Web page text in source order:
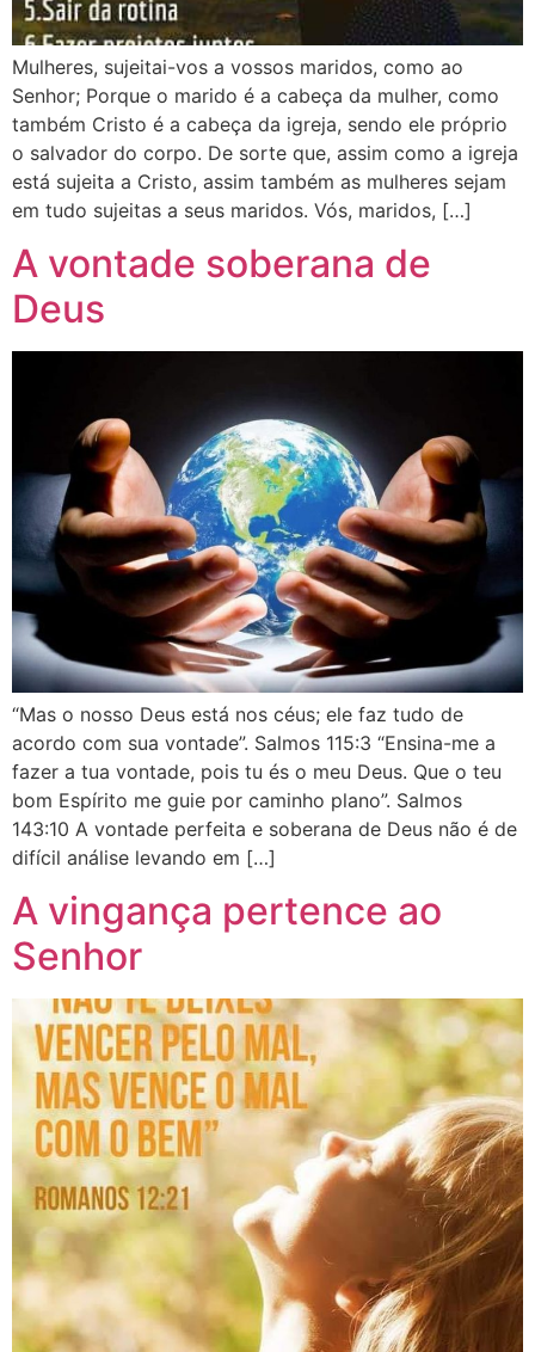
Mulheres, sujeitai-vos a vossos maridos, como ao
Senhor; Porque o marido é a cabeça da mulher, como
também Cristo é a cabeça da igreja, sendo ele próprio
o salvador do corpo. De sorte que, assim como a igreja
está sujeita a Cristo, assim também as mulheres sejam
em tudo sujeitas a seus maridos. Vós, maridos, […]
A vontade soberana de
Deus
“Mas o nosso Deus está nos céus; ele faz tudo de
acordo com sua vontade”. Salmos 115:3 “Ensina-me a
fazer a tua vontade, pois tu és o meu Deus. Que o teu
bom Espírito me guie por caminho plano”. Salmos
143:10 A vontade perfeita e soberana de Deus não é de
difícil análise levando em […]
A vingança pertence ao
Senhor